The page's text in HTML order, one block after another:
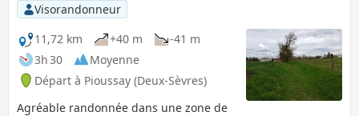
Visorandonneur
11,72 km
+40 m
-41 m
3h 30
Moyenne
Départ à Pioussay (Deux-Sèvres)
Agréable randonnée dans une zone de